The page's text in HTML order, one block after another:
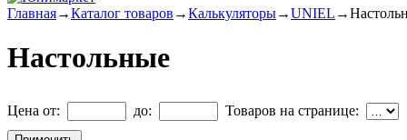
Главная→Каталог товаров →Калькуляторы→UNIEL →
Настольные
Цена от: до: Товаров на странице: